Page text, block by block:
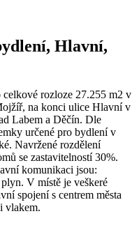
Hlavní,
rozloze 27.255 m2 v
na konci ulice Hlavní v
Labem a Děčín. Dle
určené pro bydlení v
Navržené rozdělení
se zastavitelností 30%.
komunikaci jsou:
V místě je veškeré
spojení s centrem města
vlakem.